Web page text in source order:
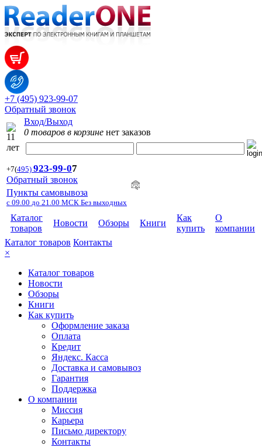
+7 (495) 923-99-07
Обратный звонок
Вход/Выход
0 товаров в корзине нет заказов
+7(495) 923-99-07
Обратный звонок
Пункты самовывоза
с 09.00 до 21.00 МСК Без выходных
Каталог
товаров
Новости Обзоры Книги
Как
купить
О
компании
Каталог товаров Контакты
×
Каталог товаров
Новости
Обзоры
Книги
Как купить
Оформление заказа
Оплата
Кредит
Яндекс. Касса
Доставка и самовывоз
Гарантия
Поддержка
О компании
Миссия
Карьера
Письмо директору
Контакты